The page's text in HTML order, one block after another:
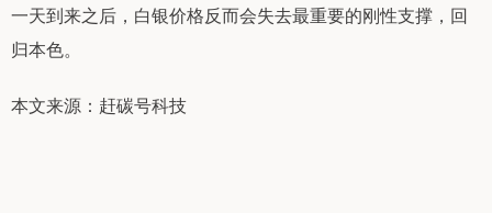
一天到来之后，白银价格反而会失去最重要的刚性支撑，回
归本色。
本文来源：赶碳号科技